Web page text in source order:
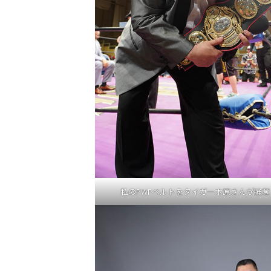
私のPWFベルトをタイガー木原さんが強